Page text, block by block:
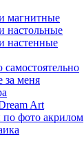
магнитные
настольные
настенные
за меня
Art
фото акрилом